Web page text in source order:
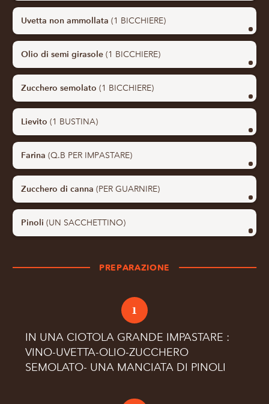
Uvetta non ammollata (1 BICCHIERE)
Olio di semi girasole (1 BICCHIERE)
Zucchero semolato (1 BICCHIERE)
Lievito (1 BUSTINA)
Farina (Q.B PER IMPASTARE)
Zucchero di canna (PER GUARNIRE)
Pinoli (UN SACCHETTINO)
PREPARAZIONE
1
IN UNA CIOTOLA GRANDE IMPASTARE :
VINO-UVETTA-OLIO-ZUCCHERO
SEMOLATO- UNA MANCIATA DI PINOLI